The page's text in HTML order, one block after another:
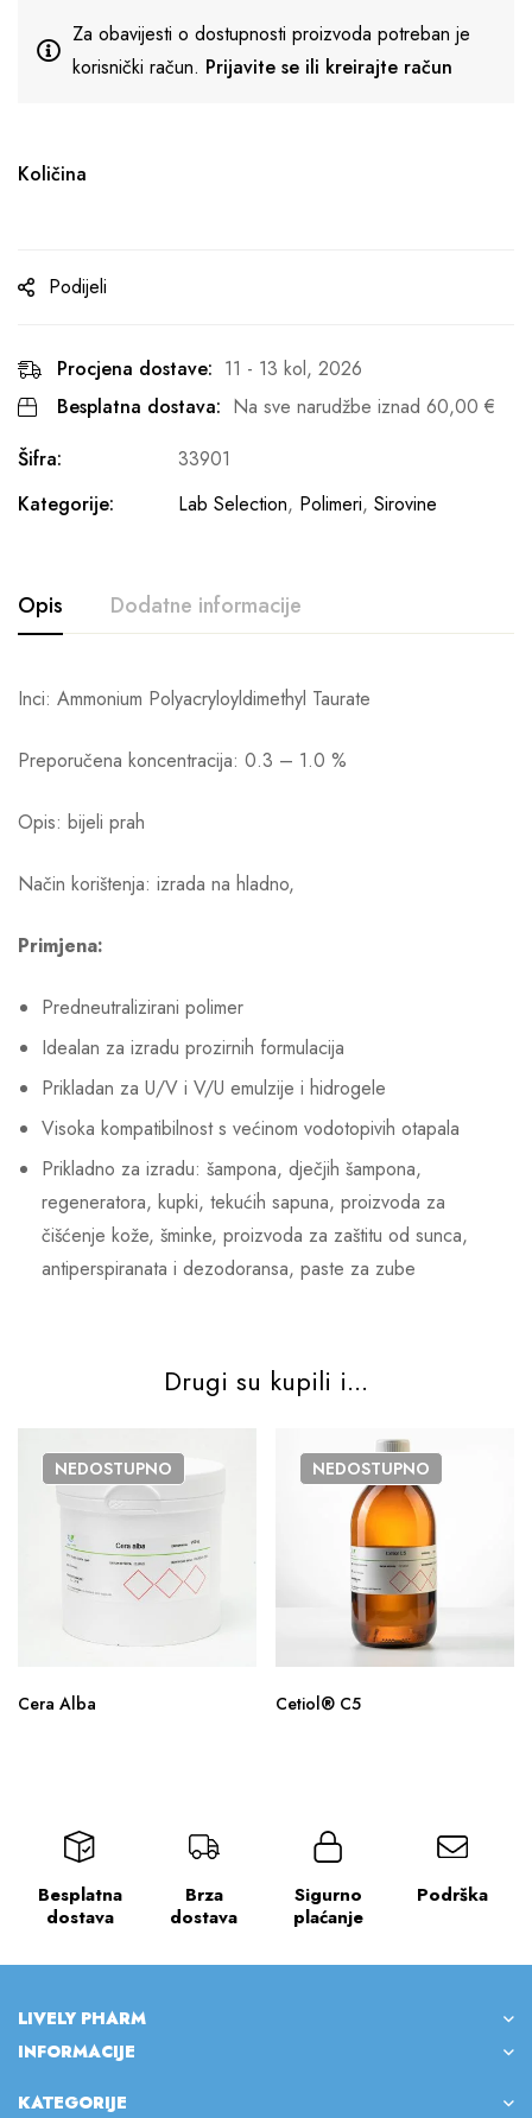
Za obavijesti o dostupnosti proizvoda potreban je
korisnički račun. Prijavite se ili kreirajte račun
Količina
Podijeli
Procjena dostave: 11 - 13 kol, 2026
Besplatna dostava: Na sve narudžbe iznad 60,00 €
Šifra:
33901
Kategorije:
Lab Selection, Polimeri, Sirovine
Opis Dodatne informacije
Inci: Ammonium Polyacryloyldimethyl Taurate
Preporučena koncentracija: 0.3 – 1.0 %
Opis: bijeli prah
Način korištenja: izrada na hladno,
Primjena:
Predneutralizirani polimer
Idealan za izradu prozirnih formulacija
Prikladan za U/V i V/U emulzije i hidrogele
Visoka kompatibilnost s većinom vodotopivih otapala
Prikladno za izradu: šampona, dječjih šampona,
regeneratora, kupki, tekućih sapuna, proizvoda za
čišćenje kože, šminke, proizvoda za zaštitu od sunca,
antiperspiranata i dezodoransa, paste za zube
Drugi su kupili i...
NEDOSTUPNO
Cera Alba
NEDOSTUPNO
Cetiol® C5
Besplatna
dostava
Brza
dostava
Sigurno
plaćanje
Podrška
LIVELY PHARM
INFORMACIJE
KATEGORIJE